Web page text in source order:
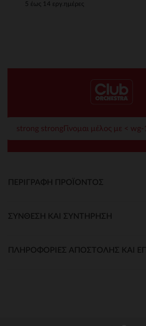
5 έως 14 εργ.ημέρες
strong strongΓίνομαι μέλος με <
ΠΕΡΙΓΡΑΦΉ ΠΡΟΪΌΝΤΟΣ
ΣΎΝΘΕΣΗ ΚΑΙ ΣΥΝΤΉΡΗΣΗ
ΠΛΗΡΟΦΟΡΊΕΣ ΑΠΟΣΤΟΛΉΣ ΚΑΙ